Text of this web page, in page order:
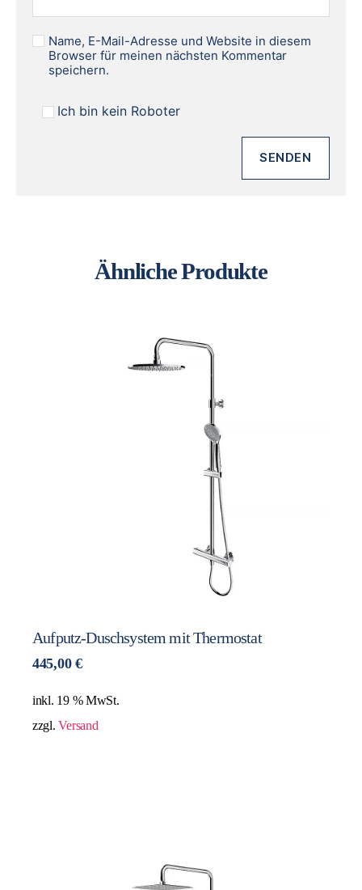
Name, E-Mail-Adresse und Website in diesem
Browser für meinen nächsten Kommentar
speichern.
Ich bin kein Roboter
Ähnliche Produkte
Aufputz-Duschsystem mit Thermostat
445,00€
inkl. 19 % MwSt.
zzgl.Versand